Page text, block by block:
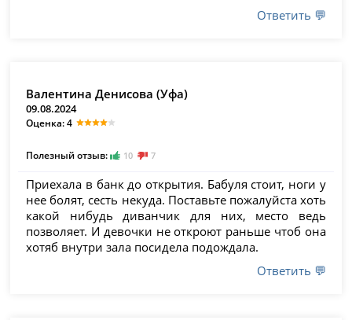
Ответить 💬
Валентина Денисова (Уфа)
09.08.2024
Оценка: 4
Полезный отзыв: 10 7
Приехала в банк до открытия. Бабуля стоит, ноги у
нее болят, сесть некуда. Поставьте пожалуйста хоть
какой нибудь диванчик для них, место ведь
позволяет. И девочки не откроют раньше чтоб она
хотяб внутри зала посидела подождала.
Ответить 💬